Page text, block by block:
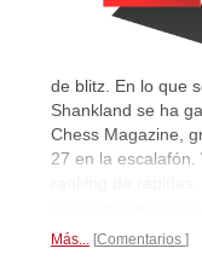
de blitz. En lo que
Shankland se ha
Chess Magazine,
27 en la
Más... Comentarios